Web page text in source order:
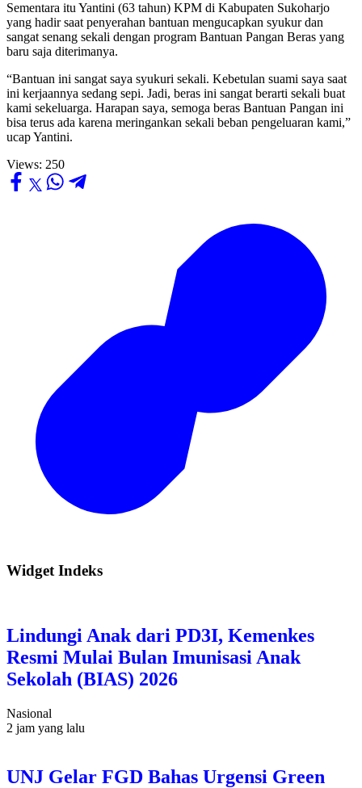
Sementara itu Yantini (63 tahun) KPM di Kabupaten Sukoharjo
yang hadir saat penyerahan bantuan mengucapkan syukur dan
sangat senang sekali dengan program Bantuan Pangan Beras yang
baru saja diterimanya.
“Bantuan ini sangat saya syukuri sekali. Kebetulan suami saya saat
ini kerjaannya sedang sepi. Jadi, beras ini sangat berarti sekali buat
kami sekeluarga. Harapan saya, semoga beras Bantuan Pangan ini
bisa terus ada karena meringankan sekali beban pengeluaran kami,”
ucap Yantini.
Views: 250
Widget Indeks
Lindungi Anak dari PD3I, Kemenkes
Resmi Mulai Bulan Imunisasi Anak
Sekolah (BIAS) 2026
Nasional
2 jam yang lalu
UNJ Gelar FGD Bahas Urgensi Green